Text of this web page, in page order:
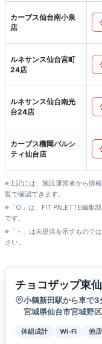
カーブス仙台南小泉
店
ルネサンス仙台宮町
24店
ルネサンス仙台南光
台24店
カーブス榴岡パルシ
ティ仙台店
※上記には、施設運営者から情
覧で確認できます。
※「○」は、FIT PALETTE編集
です。
※「－」は未提供を示すもので
さい。
チョコザップ東
小鶴新田駅から車で3
宮城県仙台市宮城野
体組成計 Wi-Fi 他